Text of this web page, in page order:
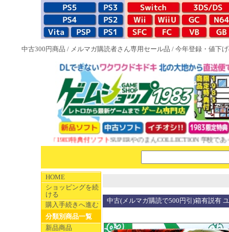
中古300円商品 / メルマガ購読者さん専用セール品 / 今年登録・値下
NEW 1983特典付ソフトSUPERやのまんCOLLECTION 学校であった
HOME
ショッピングを続
ける
購入手続きへ進む
分類別商品一覧
新品商品
中古(メルマガ購読で500円引)箱有説有